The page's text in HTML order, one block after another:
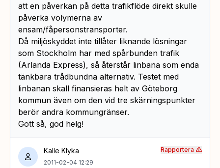
att en påverkan på detta trafikflöde direkt skulle
påverka volymerna av
ensam/fåpersonstransporter.
Då miljöskyddet inte tillåter liknande lösningar
som Stockholm har med spårbunden trafik
(Arlanda Express), så återstår linbana som enda
tänkbara trådbundna alternativ. Testet med
linbanan skall finansieras helt av Göteborg
kommun även om den vid tre skärningspunkter
berör andra kommungränser.
Gott så, god helg!
Kalle Klyka
2011-02-04 12:29
Rapportera